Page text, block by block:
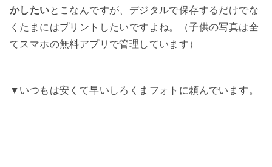
かしたいとこなんですが、デジタルで保存するだけでな
くたまにはプリントしたいですよね。（子供の写真は全
てスマホの無料アプリで管理しています）
▼いつもは安くて早いしろくまフォトに頼んでいます。